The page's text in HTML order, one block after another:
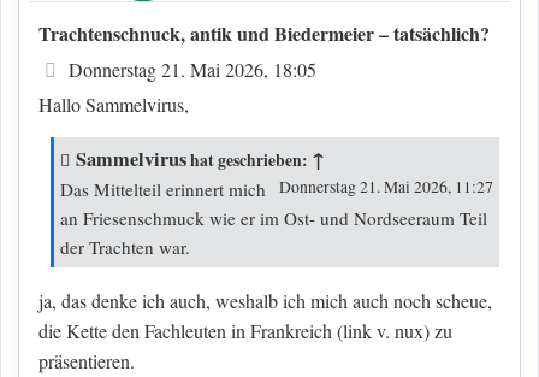
Trachtenschnuck, antik und Biedermeier – tatsächlich?
Beitrag
Donnerstag 21. Mai 2026, 18:05
Hallo Sammelvirus,
Sammelvirushat geschrieben: ↑
Donnerstag 21. Mai 2026, 11:27
Das Mittelteil erinnert mich
an Friesenschmuck wie er im Ost- und Nordseeraum Teil
der Trachten war.
ja, das denke ich auch, weshalb ich mich auch noch scheue,
die Kette den Fachleuten in Frankreich (link v. nux) zu
präsentieren.